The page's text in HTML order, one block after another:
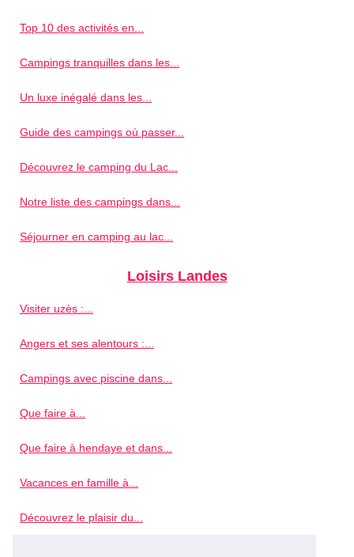
Top 10 des activités en...
Campings tranquilles dans les...
Un luxe inégalé dans les...
Guide des campings où passer...
Découvrez le camping du Lac...
Notre liste des campings dans...
Séjourner en camping au lac...
Loisirs Landes
Visiter uzès :...
Angers et ses alentours :...
Campings avec piscine dans...
Que faire à...
Que faire à hendaye et dans...
Vacances en famille à...
Découvrez le plaisir du...